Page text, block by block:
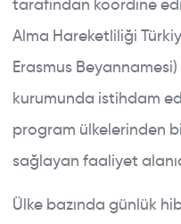
tarafından koordine
Alma Hareketliliği
Erasmus
kurumunda istihdam
program ülkelerinden
sağlayan faaliyet
Ülke bazında günlük